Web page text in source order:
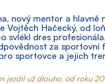
nový mentor a hlavně
Vojtěch Hačecký, od
svlékl dres
za sportovní
sportovce a jejich
jezdil už dlouho, od roku